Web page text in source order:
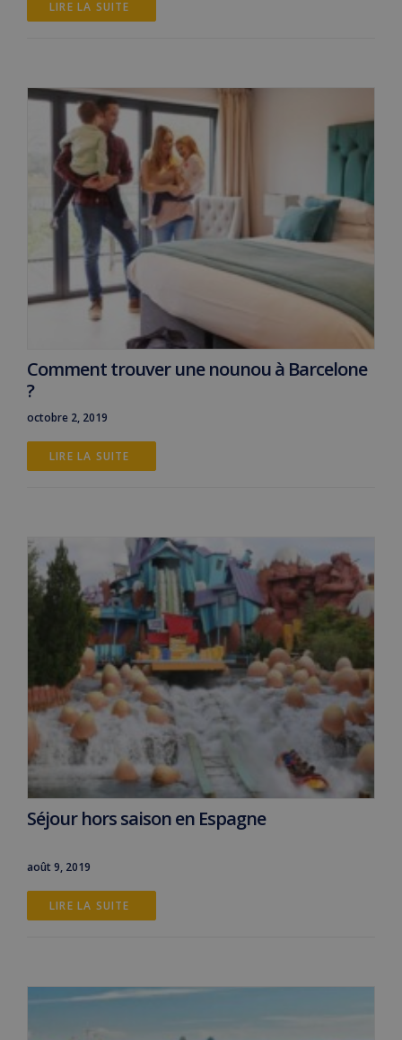
LIRE LA SUITE
Comment trouver une nounou à Barcelone
?
octobre 2, 2019
LIRE LA SUITE
Séjour hors saison en Espagne
août 9, 2019
LIRE LA SUITE